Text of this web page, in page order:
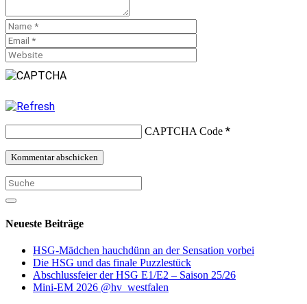
CAPTCHA Code *
Neueste Beiträge
HSG-Mädchen hauchdünn an der Sensation vorbei
Die HSG und das finale Puzzlestück
Abschlussfeier der HSG E1/E2 – Saison 25/26
Mini-EM 2026 @hv_westfalen